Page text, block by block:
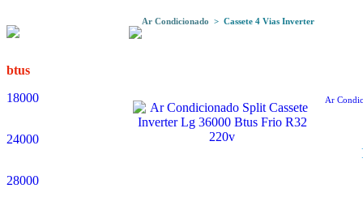
btus
18000
24000
28000
Ar Condicionado > Cassete 4 Vias Inverter
Ar